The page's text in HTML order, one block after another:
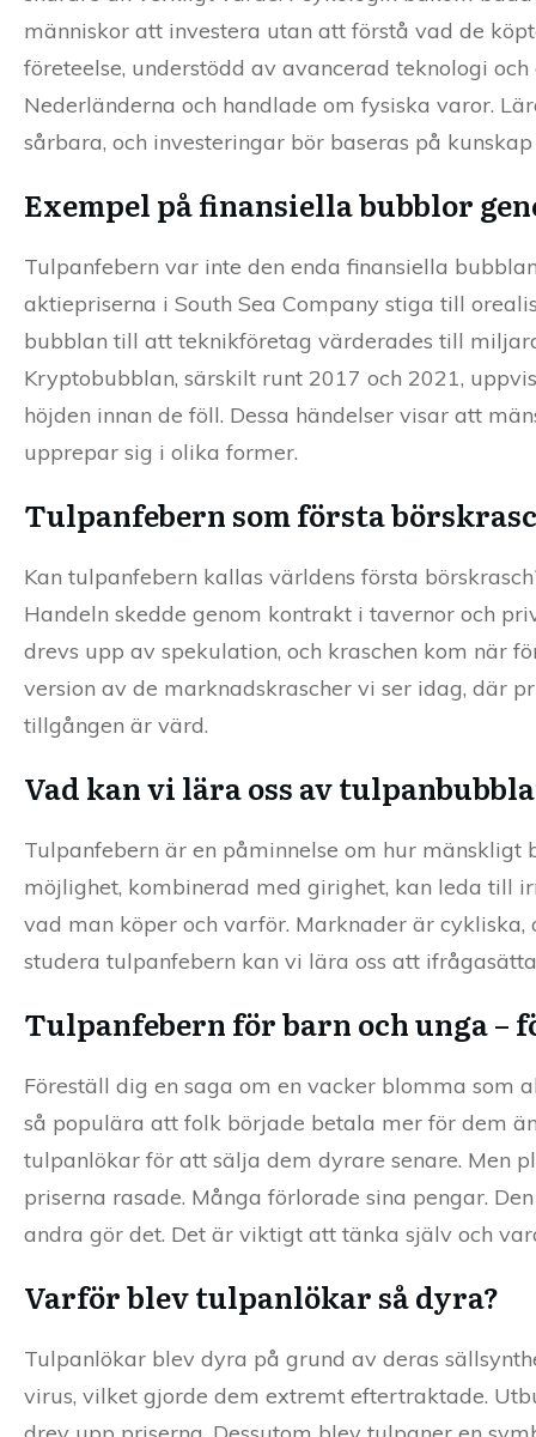
människor att investera utan att förstå vad de
företeelse, understödd av avancerad teknologi
Nederländerna och handlade om fysiska varor.
sårbara, och investeringar bör baseras på
Exempel på finansiella bubblor
Tulpanfebern var inte den enda finansiella
aktiepriserna i South Sea Company stiga till
bubblan till att teknikföretag värderades till
Kryptobubblan, särskilt runt 2017 och 2021,
höjden innan de föll. Dessa händelser visar att
upprepar sig i olika former.
Tulpanfebern som första
Kan tulpanfebern kallas världens första
Handeln skedde genom kontrakt i tavernor och
drevs upp av spekulation, och kraschen kom när
version av de marknadskrascher vi ser idag, där
tillgången är värd.
Vad kan vi lära oss av
Tulpanfebern är en påminnelse om hur
möjlighet, kombinerad med girighet, kan leda till
vad man köper och varför. Marknader är
studera tulpanfebern kan vi lära oss att
Tulpanfebern för barn och unga –
Föreställ dig en saga om en vacker blomma som
så populära att folk började betala mer för dem
tulpanlökar för att sälja dem dyrare senare. Men
priserna rasade. Många förlorade sina pengar.
andra gör det. Det är viktigt att tänka själv och
Varför blev tulpanlökar så dyra?
Tulpanlökar blev dyra på grund av deras
virus, vilket gjorde dem extremt eftertraktade.